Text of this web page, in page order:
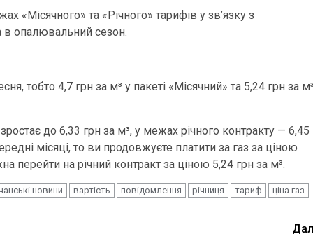
«Місячного» та «Річного» тарифів у зв’язку з
в опалювальний сезон.
тобто 4,7 грн за м³ у пакеті «Місячний» та 5,24 грн за м³
до 6,33 грн за м³, у межах річного контракту — 6,45
місяці, то ви продовжуєте платити за газ за ціною
на річний контракт за ціною 5,24 грн за м³.
новини вартість повідомлення річниця тариф ціна газ